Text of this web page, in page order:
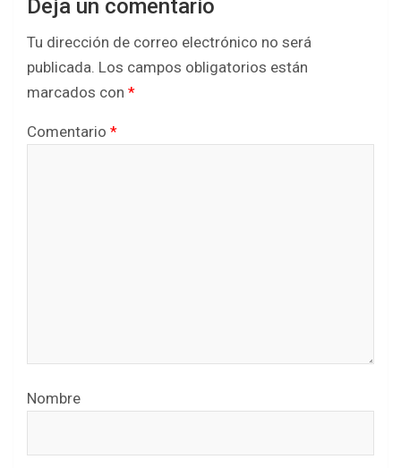
Deja un comentario
Tu dirección de correo electrónico no será
publicada. Los campos obligatorios están
marcados con *
Comentario *
Nombre